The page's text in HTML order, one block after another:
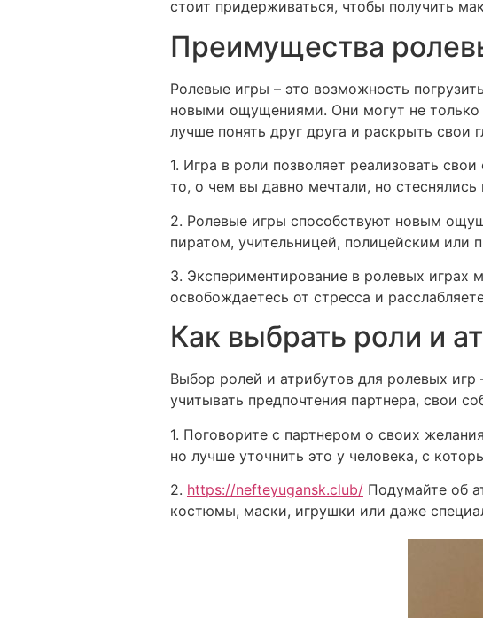
стоит придерживаться, чтобы получить
Преимущества
Ролевые игры – это возможность
новыми ощущениями. Они могут не только
лучше понять друг друга и раскрыть свои
1. Игра в роли позволяет реализовать
то, о чем вы давно мечтали, но стеснялись
2. Ролевые игры способствуют новым
пиратом, учительницей, полицейским или
3. Экспериментирование в ролевых играх
освобождаетесь от стресса и
Как выбрать роли и
Выбор ролей и атрибутов для ролевых
учитывать предпочтения партнера, свои
1. Поговорите с партнером о своих
но лучше уточнить это у человека, с
2. https://nefteyugansk.club/ Подумайте об
костюмы, маски, игрушки или даже